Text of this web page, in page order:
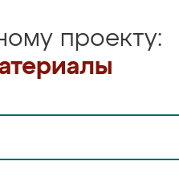
проекту: